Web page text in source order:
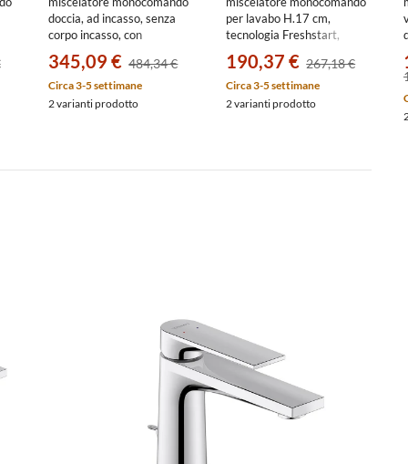
doccia, ad incasso, senza
corpo incasso, con
TU4210012010
345,09 € 484,34 €
Circa 3-5 settimane
2 varianti prodotto
per lavabo H.17 cm,
tecnologia Freshstart,
cromo TU1021002010
190,37 € 267,18 €
Circa 3-5 settimane
2 varianti prodotto